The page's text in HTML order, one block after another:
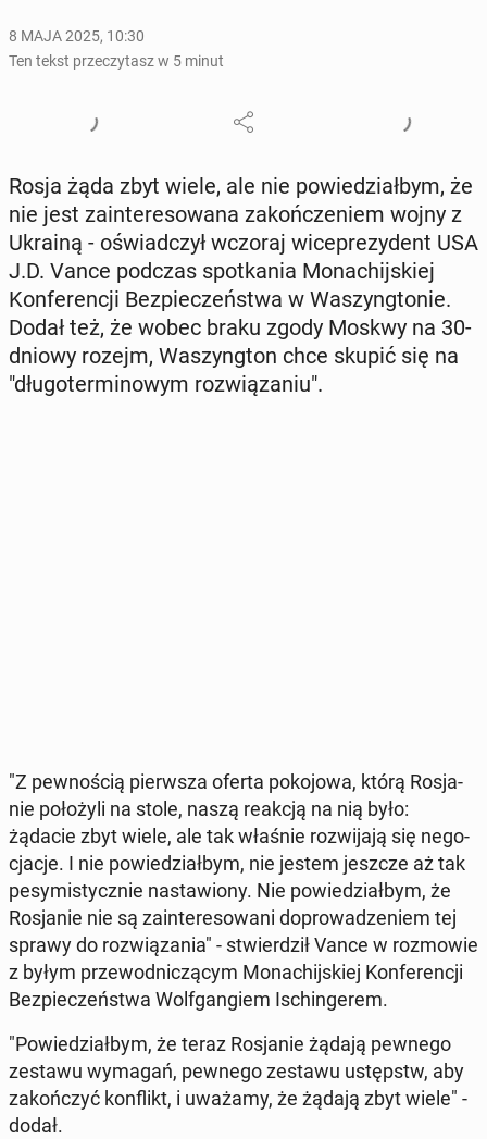
8 MAJA 2025, 10:30
Ten tekst przeczytasz w 5 minut
Rosja żąda zbyt wiele, ale nie po­wie­dział­bym, że
nie jest za­in­te­re­so­wa­na za­koń­cze­niem wojny z
Ukrainą - oświad­czył wczoraj wi­ce­pre­zy­dent USA
J.D. Vance podczas spo­tka­nia Mo­na­chij­skiej
Kon­fe­ren­cji Bez­pie­czeń­stwa w Wa­szyng­to­nie.
Dodał też, że wobec braku zgody Moskwy na 30-
dniowy rozejm, Wa­szyng­ton chce skupić się na
"dłu­go­ter­mi­no­wym roz­wią­za­niu".
"Z pew­no­ścią pierw­sza oferta po­ko­jo­wa, którą Ro­sja­
nie po­ło­ży­li na stole, naszą reakcją na nią było:
żądacie zbyt wiele, ale tak właśnie roz­wi­ja­ją się ne­go­
cja­cje. I nie po­wie­dział­bym, nie jestem jeszcze aż tak
pe­sy­mi­stycz­nie na­sta­wio­ny. Nie po­wie­dział­bym, że
Ro­sja­nie nie są za­in­te­re­so­wa­ni do­pro­wa­dze­niem tej
sprawy do roz­wią­za­nia" - stwier­dził Vance w roz­mo­wie
z byłym prze­wod­ni­czą­cym Mo­na­chij­skiej Kon­fe­ren­cji
Bez­pie­czeń­stwa Wol­fgan­giem Ischin­ge­rem.
"Po­wie­dział­bym, że teraz Ro­sja­nie żądają pewnego
zestawu wymagań, pewnego zestawu ustępstw, aby
za­koń­czyć kon­flikt, i uważamy, że żądają zbyt wiele" -
dodał.